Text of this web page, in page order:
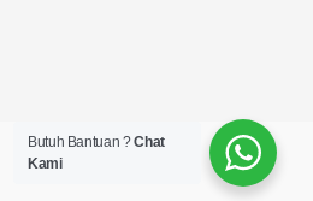
Created by IT Dept
Butuh Bantuan ?Chat
Kami